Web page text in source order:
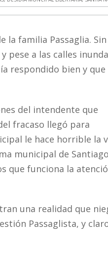
la familia Passaglia. Sin
pese a las calles
respondido bien y
del intendente que
fracaso llegó para
le hace horrible la
municipal de
que funciona la
una realidad que
Passaglista, y